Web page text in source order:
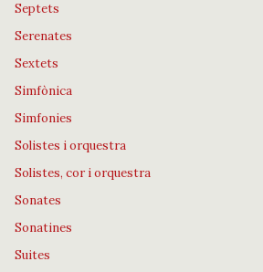
Septets
Serenates
Sextets
Simfònica
Simfonies
Solistes i orquestra
Solistes, cor i orquestra
Sonates
Sonatines
Suites